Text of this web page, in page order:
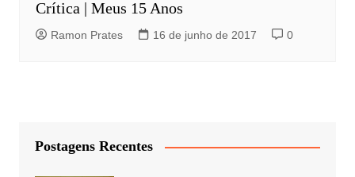
Crítica | Meus 15 Anos
Ramon Prates 16 de junho de 2017 0
Postagens Recentes